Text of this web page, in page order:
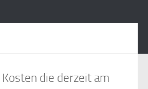
die derzeit am